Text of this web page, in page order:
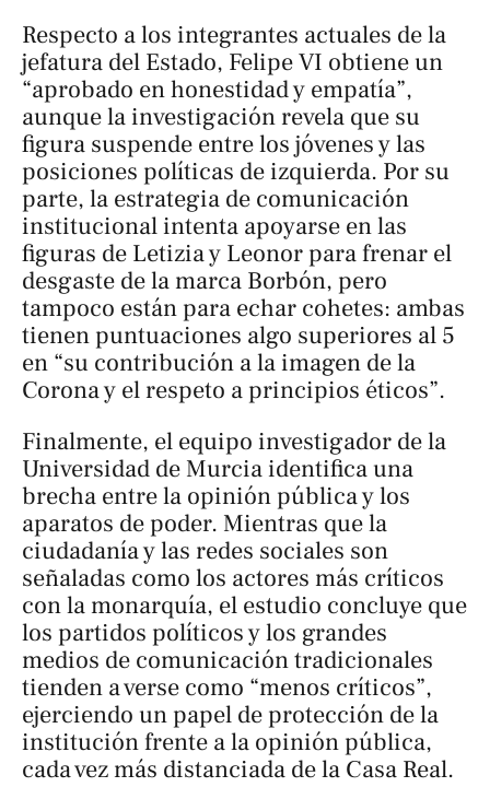
Respecto a los integrantes actuales de la
jefatura del Estado, Felipe VI obtiene un
“aprobado en honestidad y empatía”,
aunque la investigación revela que su
figura suspende entre los jóvenes y las
posiciones políticas de izquierda. Por su
parte, la estrategia de comunicación
institucional intenta apoyarse en las
figuras de Letizia y Leonor para frenar el
desgaste de la marca Borbón, pero
tampoco están para echar cohetes: ambas
tienen puntuaciones algo superiores al 5
en “su contribución a la imagen de la
Corona y el respeto a principios éticos”.
Finalmente, el equipo investigador de la
Universidad de Murcia identifica una
brecha entre la opinión pública y los
aparatos de poder. Mientras que la
ciudadanía y las redes sociales son
señaladas como los actores más críticos
con la monarquía, el estudio concluye que
los partidos políticos y los grandes
medios de comunicación tradicionales
tienden a verse como “menos críticos”,
ejerciendo un papel de protección de la
institución frente a la opinión pública,
cada vez más distanciada de la Casa Real.